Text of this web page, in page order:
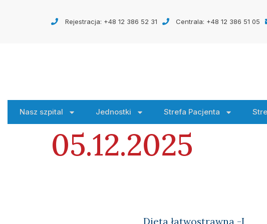
Rejestracja: +48 12 386 52 31 Centrala: +48 12 386 51 05
Nasz szpital Jednostki Strefa Pacjenta
05.12.2025